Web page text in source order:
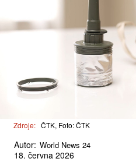
Zdroje: ČTK, Foto: ČTK
Autor: World News 24
18. června 2026